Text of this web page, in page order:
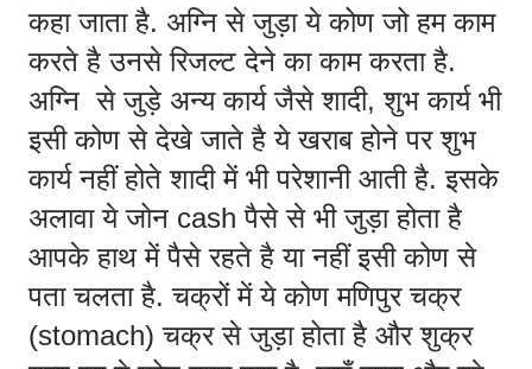
कहा जाता है. अग्नि से जुड़ा ये कोण जो हम काम
करते है उनसे रिजल्ट देने का काम करता है.
अग्नि  से जुड़े अन्य कार्य जैसे शादी, शुभ कार्य भी
इसी कोण से देखे जाते है ये खराब होने पर शुभ
कार्य नहीं होते शादी में भी परेशानी आती है. इसके
अलावा ये जोन cash पैसे से भी जुड़ा होता है
आपके हाथ में पैसे रहते है या नहीं इसी कोण से
पता चलता है. चक्रों में ये कोण मणिपुर चक्र
(stomach) चक्र से जुड़ा होता है और शुक्र